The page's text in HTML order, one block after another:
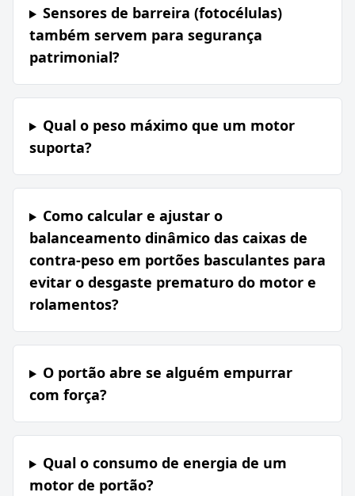
Sensores de barreira (fotocélulas)
também servem para segurança
patrimonial?
Qual o peso máximo que um motor
suporta?
Como calcular e ajustar o
balanceamento dinâmico das caixas de
contra-peso em portões basculantes para
evitar o desgaste prematuro do motor e
rolamentos?
O portão abre se alguém empurrar
com força?
Qual o consumo de energia de um
motor de portão?